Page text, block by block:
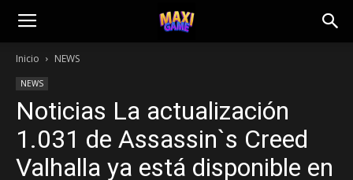
Inicio NEWS
NEWS
Noticias La actualización
1.031 de Assassin`s Creed
Valhalla ya está disponible en